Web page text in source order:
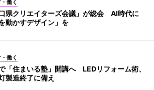
働く
口県クリエイターズ会議」が総会 AI時代に
を動かすデザイン」を
働く
「住まいる塾」開講へ LEDリフォーム術、
製造終了に備え